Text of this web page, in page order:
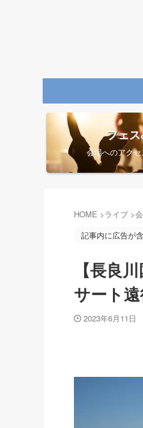
フェ
会場へのアク
HOME >ライブ >
記事内に広告が
【長良
サート
2023年6月11日